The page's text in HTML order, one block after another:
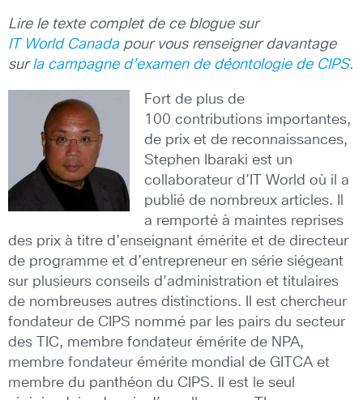
Lire le texte complet de ce blogue sur
IT World Canadapour vous renseigner davantage
surla campagne d’examen de déontologie de CIPS.
Fort de plus de
100 contributions importantes,
de prix et de reconnaissances,
Stephen Ibaraki est un
collaborateur d’IT World où il a
publié de nombreux articles. Il
a remporté à maintes reprises
des prix à titre d’enseignant émérite et de directeur
de programme et d’entrepreneur en série siégeant
sur plusieurs conseils d’administration et titulaires
de nombreuses autres distinctions. Il est chercheur
fondateur de CIPS nommé par les pairs du secteur
des TIC, membre fondateur émérite de NPA,
membre fondateur émérite mondial de GITCA et
membre du panthéon du CIPS. Il est le seul